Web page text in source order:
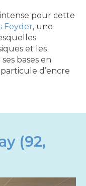
pour cette
Feyder, une
et les
bases en
d’encre
(92,